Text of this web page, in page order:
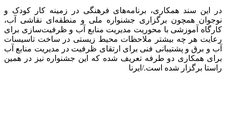
در این سند همکاری، برنامه‌های فرهنگی در زمینه کار کودک و
نوجوان همچون برگزاری جشنواره ملی و منطقه‌ای نقاشی آب،
کارگاه آموزشی با محوریت مدیریت منابع آب و ظرفیت‌سازی برای
رعایت هر چه بیشتر ملاحظات محیط زیستی در ساخت تاسیسات
آب و برق و پشتیبانی فنی برای ارتقای ظرفیت در مدیریت منابع آب
برای همکاری دو طرفه تعریف شده که این جشنواره نیز در همین
راستا برگزار شده است./ایرنا